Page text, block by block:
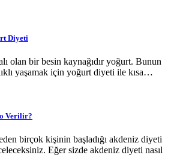
Diyeti
olan bir besin kaynağıdır yoğurt. Bunun
yaşamak için yoğurt diyeti ile kısa…
Verilir?
birçok kişinin başladığı akdeniz diyeti
Eğer sizde akdeniz diyeti nasıl